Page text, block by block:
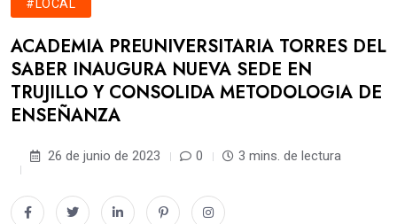
#LOCAL
ACADEMIA PREUNIVERSITARIA TORRES DEL
SABER INAUGURA NUEVA SEDE EN
TRUJILLO Y CONSOLIDA METODOLOGIA DE
ENSEÑANZA
26 de junio de 2023 0 3 mins. de lectura